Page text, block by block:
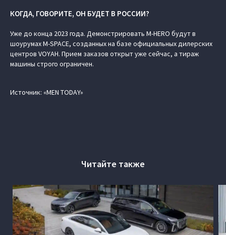
КОГДА, ГОВОРИТЕ, ОН БУДЕТ В РОССИИ?
Уже до конца 2023 года. Демонстрировать M‑HERO будут в
шоурумах M-SPACE, созданных на базе официальных дилерских
центров VOYAH. Прием заказов открыт уже сейчас, а тираж
машины строго ограничен.
Источник: «MEN TODAY»
Читайте также